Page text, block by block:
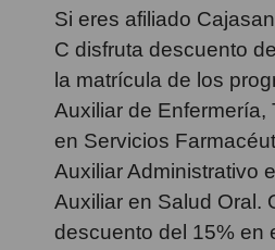
Si eres afiliado
C disfruta descuento
la matrícula de los
Auxiliar de Enfermería,
en Servicios
Auxiliar Administrativo
Auxiliar en Salud Oral.
descuento del 15% en